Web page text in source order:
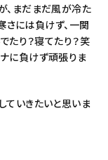
、まだまだ風が冷た
には負けず、一関
たり？寝てたり？笑
に負けず頑張りま
ていきたいと思いま